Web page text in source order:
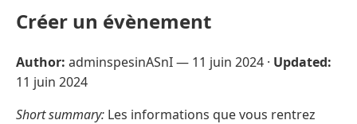
Créer un évènement
Author: adminspesinASnI — 11 juin 2024 · Updated:
11 juin 2024
Short summary: Les informations que vous rentrez